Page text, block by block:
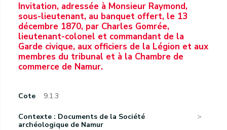
Invitation, adressée à Monsieur Raymond,
sous-lieutenant, au banquet offert, le 13
décembre 1870, par Charles Gomrée,
lieutenant-colonel et commandant de la
Garde civique, aux officiers de la Légion et aux
membres du tribunal et à la Chambre de
commerce de Namur.
Cote 9.1.3
Contexte : Documents de la Société
archéologique de Namur